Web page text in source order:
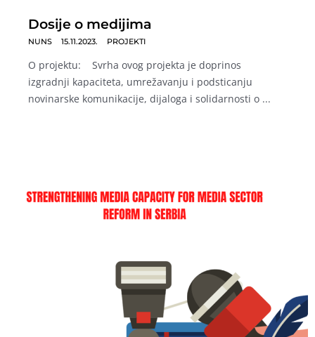
Dosije o medijima
NUNS 15.11.2023. PROJEKTI
O projektu: Svrha ovog projekta je doprinos
izgradnji kapaciteta, umrežavanju i podsticanju
novinarske komunikacije, dijaloga i solidarnosti o ...